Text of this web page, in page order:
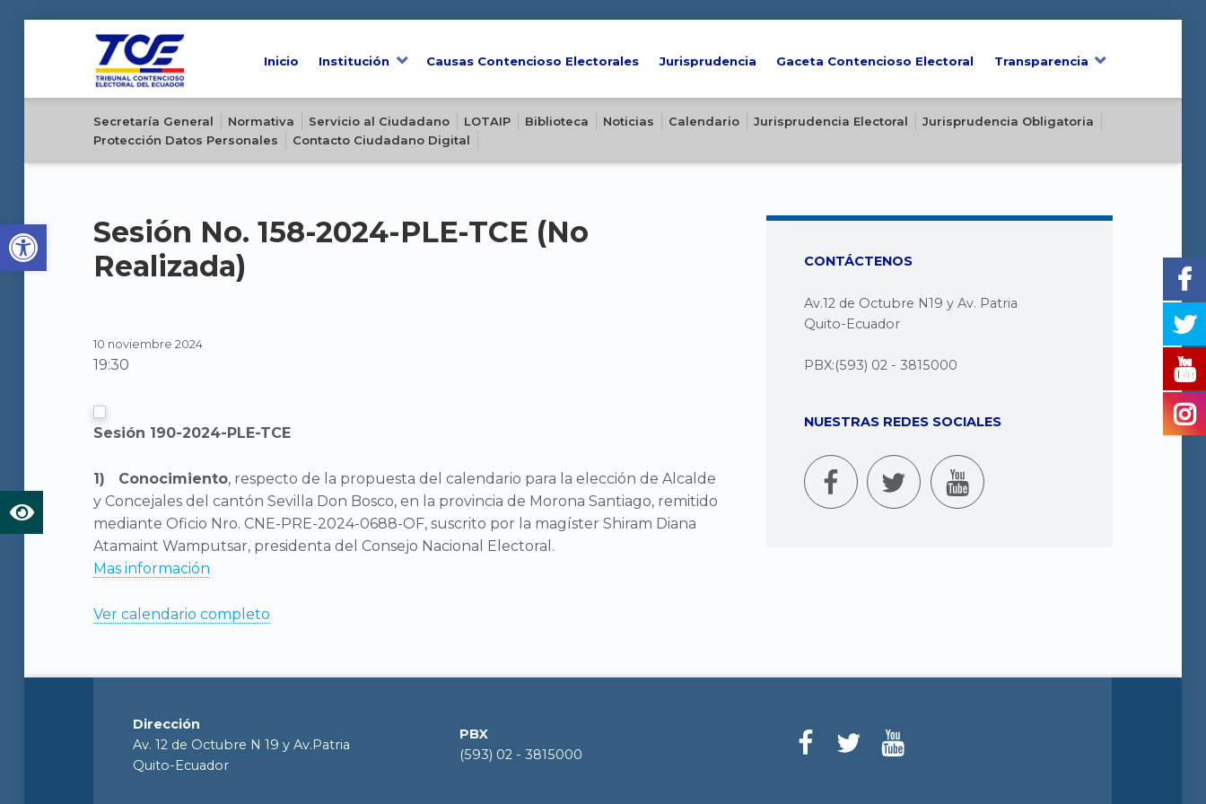
Open toolbar
Inicio Institución Causas Contencioso Electorales Jurisprudencia Gaceta Contencioso Electoral Transparencia
Secretaría General Normativa Servicio al Ciudadano LOTAIP Biblioteca Noticias Calendario Jurisprudencia Electoral
Jurisprudencia Obligatoria
Protección Datos Personales
Contacto Ciudadano Digital
Sesión No. 158-2024-PLE-TCE (No
Realizada)
10 noviembre 2024
19:30
Sesión 190-2024-PLE-TCE
Conocimiento, respecto de la propuesta del calendario para la elección de Alcalde
y Concejales del cantón Sevilla Don Bosco, en la provincia de Morona Santiago, remitido
mediante Oficio Nro. CNE-PRE-2024-0688-OF, suscrito por la magíster Shiram Diana
Atamaint Wamputsar, presidenta del Consejo Nacional Electoral.
Mas información
Ver calendario completo
CONTÁCTENOS
Av.12 de Octubre N19 y Av. Patria
Quito-Ecuador
PBX:(593) 02 - 3815000
NUESTRAS REDES SOCIALES
Dirección
Av. 12 de Octubre N 19 y Av.Patria
Quito-Ecuador
PBX
(593) 02 - 3815000